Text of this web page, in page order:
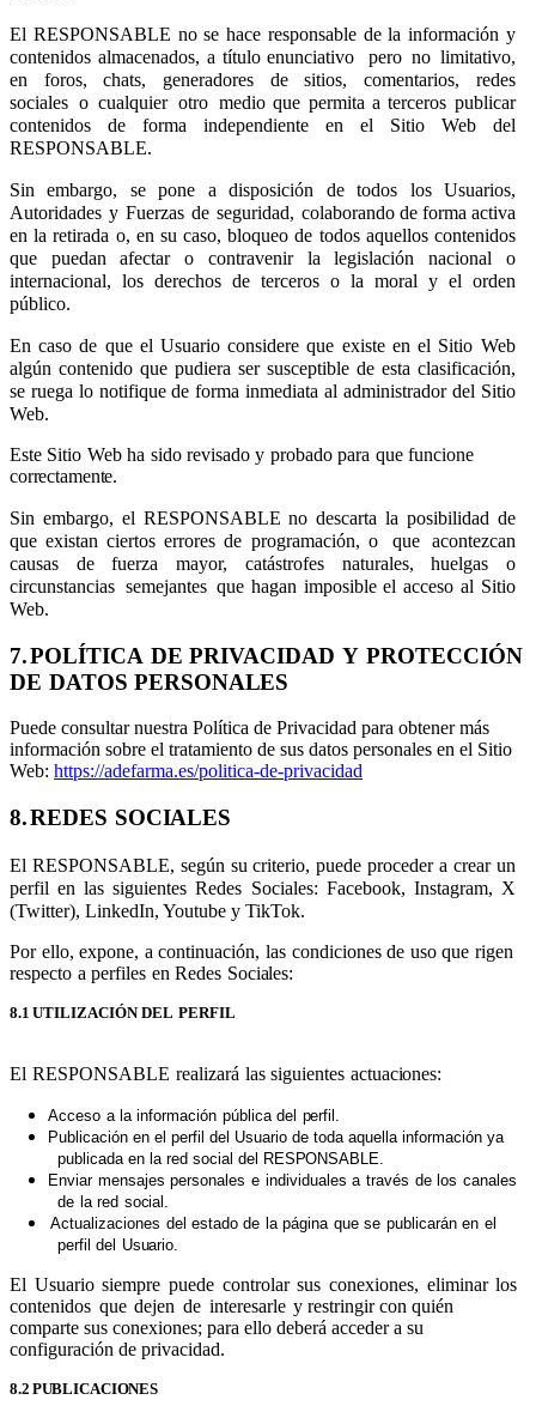
El RESPONSABLE no se hace responsable de la información y
contenidos almacenados, a título enunciativo
pero no limitativo,
en
foros, chats, generadores de sitios, comentarios,
redes
sociales o cualquier otro medio que permita a terceros publicar
contenidos de forma independiente en el Sitio Web del
RESPONSABLE.
Sin embargo, se pone a disposición de todos los
Usuarios,
Autoridades y Fuerzas de seguridad, colaborando de forma activa
en la retirada o, en su caso, bloqueo de todos aquellos contenidos
que puedan afectar o contravenir la legislación nacional o
internacional, los derechos de terceros o la moral y el orden
público.
En caso de que el Usuario considere que existe en el Sitio Web
algún contenido que pudiera ser susceptible de esta clasificación,
se ruega lo notifique de forma inmediata al administrador del Sitio
Web.
Este Sitio Web ha sido revisado y probado para que funcione
correctamente.
Sin embargo, el RESPONSABLE no descarta la posibilidad de
que existan ciertos errores de programación, o
que acontezcan
causas
de fuerza mayor, catástrofes naturales, huelgas
o
circunstancias semejantes que hagan imposible el acceso al Sitio
Web.
7.POLÍTICA DE PRIVACIDAD Y PROTECCIÓN
DE DATOS PERSONALES
Puede consultar nuestra Política de Privacidad para obtener más
información sobre el tratamiento de sus datos personales en el Sitio
Web: https://adefarma.es/politica-de-privacidad
8.REDES SOCIALES
El RESPONSABLE, según su criterio, puede proceder a crear un
perfil en las siguientes Redes Sociales: Facebook, Instagram, X
(Twitter), LinkedIn, Youtube y TikTok.
Por ello, expone, a continuación, las condiciones de uso que rigen
respecto a perfiles en Redes Sociales:
8.1 UTILIZACIÓN DEL PERFIL
El RESPONSABLE realizará las siguientes actuaciones:
Acceso a la información pública del perfil.
Publicación en el perfil del Usuario de toda aquella información ya
publicada en la red social del
RESPONSABLE.
Enviar mensajes personales e individuales a través de los canales
de la red social.
Actualizaciones del estado de la página que se publicarán en el
perfil
del Usuario.
El Usuario siempre puede controlar sus conexiones, eliminar los
contenidos que dejen de interesarle y restringir con quién
comparte sus conexiones; para ello deberá acceder a su
configuración de privacidad.
8.2 PUBLICACIONES